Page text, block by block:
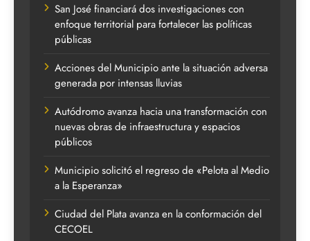
San José financiará dos investigaciones con
enfoque territorial para fortalecer las políticas
públicas
Acciones del Municipio ante la situación adversa
generada por intensas lluvias
Autódromo avanza hacia una transformación con
nuevas obras de infraestructura y espacios
públicos
Municipio solicitó el regreso de «Pelota al Medio
a la Esperanza»
Ciudad del Plata avanza en la conformación del
CECOEL